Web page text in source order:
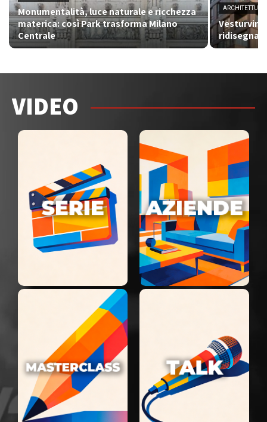
Monumentalità, luce naturale e ricchezza
materica: così Park trasforma Milano
Centrale
ARCHITETTURA
Vesturvin:
ridisegna
VIDEO